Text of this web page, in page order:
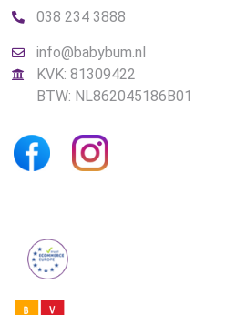
038 234 3888
info@babybum.nl
KVK: 81309422
BTW: NL862045186B01